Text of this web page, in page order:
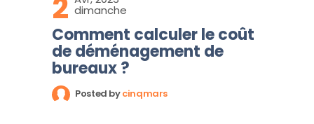
dimanche
Comment calculer le coût
de déménagement de
bureaux ?
Posted bycinqmars